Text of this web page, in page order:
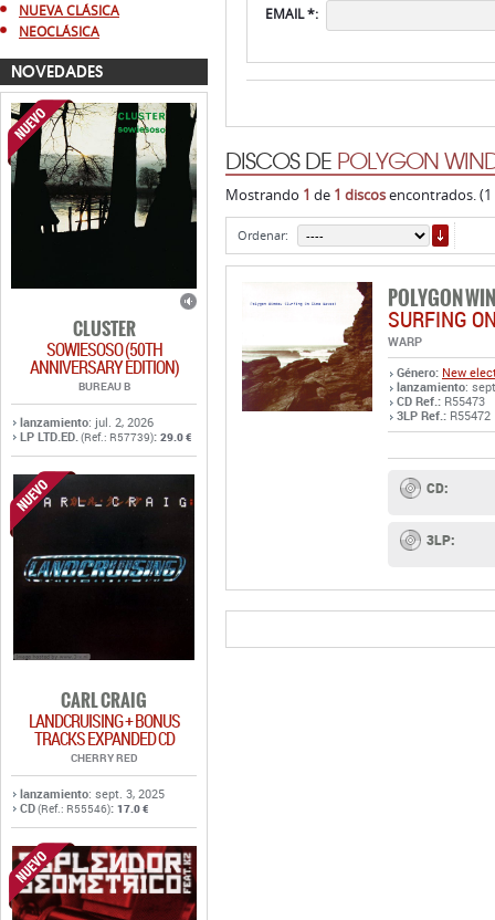
NUEVA CLÁSICA
NEOCLÁSICA
NOVEDADES
CLUSTER
SOWIESOSO (50TH
ANNIVERSARY EDITION)
BUREAU B
lanzamiento: jul. 2, 2026
LP LTD.ED.(Ref.: R57739): 29.0 €
CARL CRAIG
LANDCRUISING + BONUS
TRACKS EXPANDED CD
CHERRY RED
lanzamiento: sept. 3, 2025
CD(Ref.: R55546): 17.0 €
EMAIL *:
DISCOS DE POLYGON
Mostrando 1 de 1 discosencontrados. (1
Ordenar:
POLYGON
SURFING
WARP
Género: New
lanzamiento:
CD Ref.: R55473
3LP Ref.: R55472
CD:
3LP: